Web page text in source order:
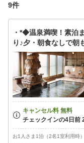
9件
・*◆温泉満喫！素泊
り♪夕・朝食なしで朝
お1人さま1泊（2名1室利用時